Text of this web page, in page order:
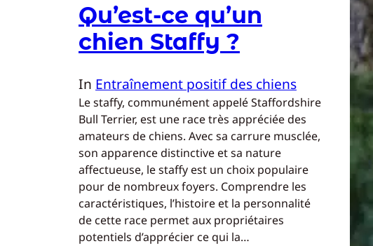
Qu’est-ce qu’un
chien Staffy ?
In Entraînement positif des chiens
Le staffy, communément appelé Staffordshire
Bull Terrier, est une race très appréciée des
amateurs de chiens. Avec sa carrure musclée,
son apparence distinctive et sa nature
affectueuse, le staffy est un choix populaire
pour de nombreux foyers. Comprendre les
caractéristiques, l’histoire et la personnalité
de cette race permet aux propriétaires
potentiels d’apprécier ce qui la…